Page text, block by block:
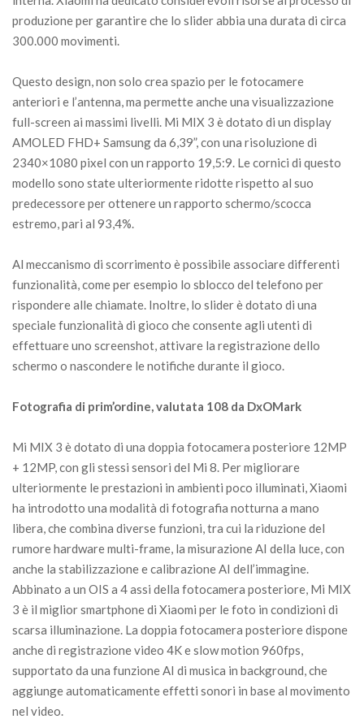
produzione per garantire che lo slider abbia una durata di circa
300.000 movimenti.
Questo design, non solo crea spazio per le fotocamere
anteriori e l’antenna, ma permette anche una visualizzazione
full-screen ai massimi livelli. Mi MIX 3 è dotato di un display
AMOLED FHD+ Samsung da 6,39”, con una risoluzione di
2340×1080 pixel con un rapporto 19,5:9. Le cornici di questo
modello sono state ulteriormente ridotte rispetto al suo
predecessore per ottenere un rapporto schermo/scocca
estremo, pari al 93,4%.
Al meccanismo di scorrimento è possibile associare differenti
funzionalità, come per esempio lo sblocco del telefono per
rispondere alle chiamate. Inoltre, lo slider è dotato di una
speciale funzionalità di gioco che consente agli utenti di
effettuare uno screenshot, attivare la registrazione dello
schermo o nascondere le notifiche durante il gioco.
Fotografia di prim’ordine, valutata 108 da DxOMark
Mi MIX 3 è dotato di una doppia fotocamera posteriore 12MP
+ 12MP, con gli stessi sensori del Mi 8. Per migliorare
ulteriormente le prestazioni in ambienti poco illuminati, Xiaomi
ha introdotto una modalità di fotografia notturna a mano
libera, che combina diverse funzioni, tra cui la riduzione del
rumore hardware multi-frame, la misurazione AI della luce, con
anche la stabilizzazione e calibrazione AI dell’immagine.
Abbinato a un OIS a 4 assi della fotocamera posteriore, Mi MIX
3 è il miglior smartphone di Xiaomi per le foto in condizioni di
scarsa illuminazione. La doppia fotocamera posteriore dispone
anche di registrazione video 4K e slow motion 960fps,
supportato da una funzione AI di musica in background, che
aggiunge automaticamente effetti sonori in base al movimento
nel video.